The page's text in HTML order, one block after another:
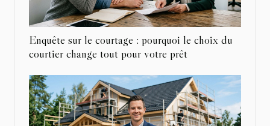
Enquête sur le courtage : pourquoi le choix du
courtier change tout pour votre prêt